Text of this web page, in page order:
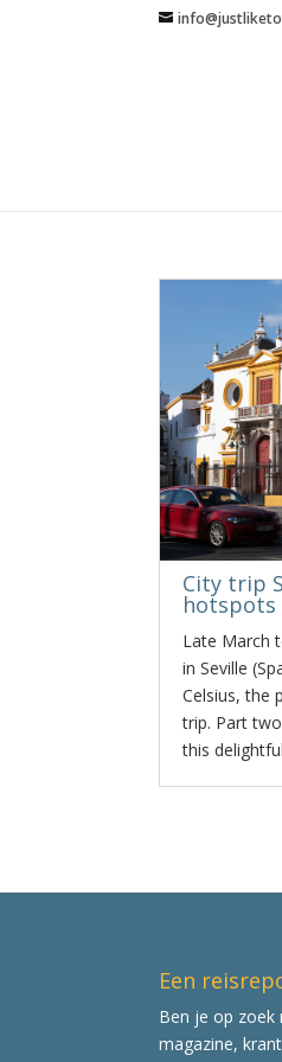
City trip
hotspots
Late March
in Seville
Celsius, the
trip. Part
this
Een
Ben je op zoek
magazine,